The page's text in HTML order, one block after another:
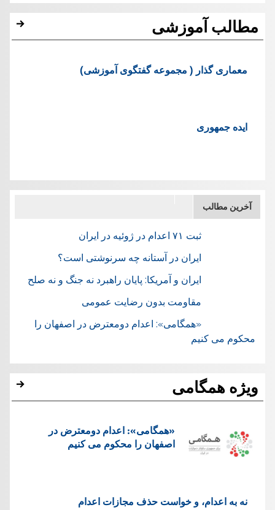
مطالب آموزشی
معماری گذار ( مجموعه گفتگوی آموزشی)
ایده جمهوری
آخرین مطالب
ثبت ۷۱ اعدام در ژوئيه در ایران
ایران در آستانه چه سرنوشتی است؟
ایران و آمریکا: پایان راهبرد نه جنگ و نه صلح
مقاومت بدون رضایت عمومی
«همگامی»: اعدام دومعترض در اصفهان را
محکوم می کنیم
ویژه همگامی
«همگامی»: اعدام دومعترض در
اصفهان را محکوم می کنیم
نه به اعدام، و خواست حذف مجازات اعدام